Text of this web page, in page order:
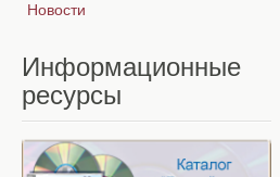
Новости
Информационные
ресурсы